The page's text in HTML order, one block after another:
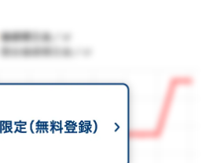
修繕積立金／㎡
競合修繕積立金／㎡